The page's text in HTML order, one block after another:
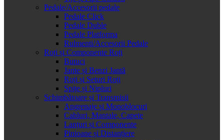
Pedale/Accesorii pedale
Pedale Click
Pedale Duble
Pedale Platforma
Rulmenti/Accesorii Pedale
Roți și Componente Roți
Butuci
Jante și Benzi Jantă
Roți și Seturi Roți
Spițe și Nipluri
Schimbătoare și Transmisii
Angrenaje și Monoblocuri
Cabluri, Mantale, Capete
Lanțuri și Componente
Pinioane și Distanțiere